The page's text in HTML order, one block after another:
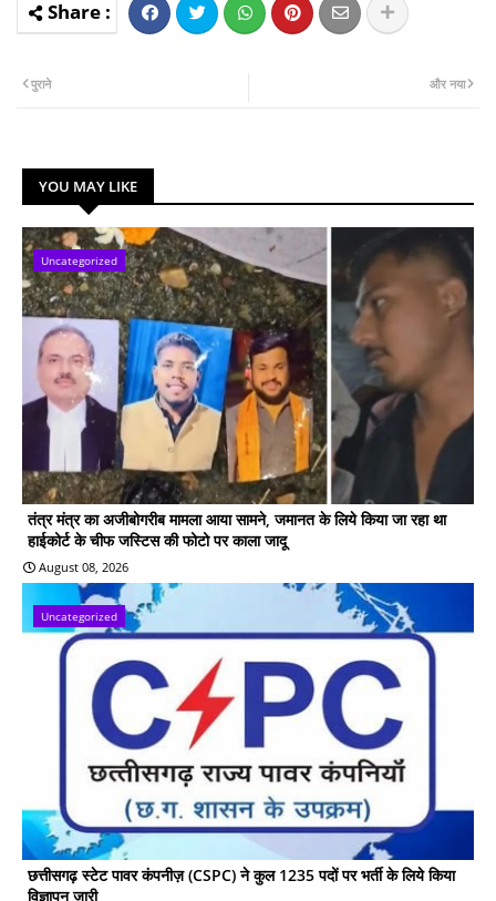
और नया
पुराने
YOU MAY LIKE
Uncategorized
तंत्र मंत्र का अजीबोगरीब मामला आया सामने, जमानत के लिये किया जा रहा था
हाईकोर्ट के चीफ जस्टिस की फोटो पर काला जादू
August 08, 2026
Uncategorized
छत्तीसगढ़ स्टेट पावर कंपनीज़ (CSPC) ने कुल 1235 पदों पर भर्ती के लिये किया
विज्ञापन जारी